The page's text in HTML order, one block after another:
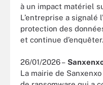
à un impact matériel
L’entreprise a signalé
protection des
et continue
26/01/2026 –
La mairie de